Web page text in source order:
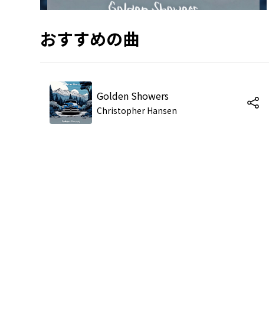
おすすめの曲
Golden Showers
Christopher Hansen